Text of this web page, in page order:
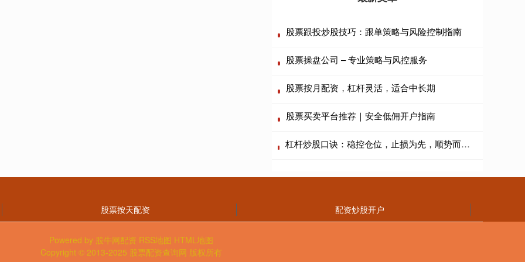
股票跟投炒股技巧：跟单策略与风险控制指南
股票操盘公司 – 专业策略与风控服务
股票按月配资，杠杆灵活，适合中长期
股票买卖平台推荐｜安全低佣开户指南
杠杆炒股口诀：稳控仓位，止损为先，顺势而为，戒贪忌躁。
股票按天配资 配资炒股开户
Powered by 股牛网配资 RSS地图 HTML地图
Copyright © 2013-2025 股票配资查询网 版权所有